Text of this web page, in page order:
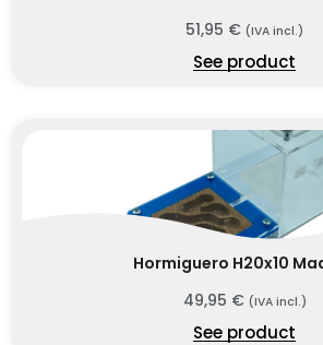
51,95 € (IVA incl.)
See product
Hormiguero H20x10
49,95 € (IVA incl.)
See product